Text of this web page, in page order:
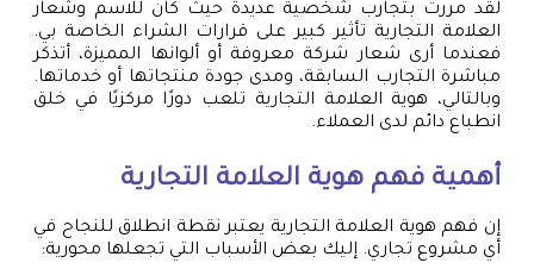
لقد مررت بتجارب شخصية عديدة حيث كان للاسم وشعار
العلامة التجارية تأثير كبير على قرارات الشراء الخاصة بي.
فعندما أرى شعار شركة معروفة أو ألوانها المميزة، أتذكر
مباشرة التجارب السابقة، ومدى جودة منتجاتها أو خدماتها.
وبالتالي، هوية العلامة التجارية تلعب دورًا مركزيًا في خلق
انطباع دائم لدى العملاء.
أهمية فهم هوية العلامة التجارية
إن فهم هوية العلامة التجارية يعتبر نقطة انطلاق للنجاح في
أي مشروع تجاري. إليك بعض الأسباب التي تجعلها محورية: